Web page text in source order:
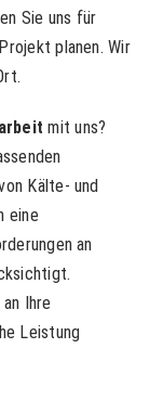
Sie uns für
planen. Wir
mit uns?
Kälte- und
eine
an
Ihre
Leistung